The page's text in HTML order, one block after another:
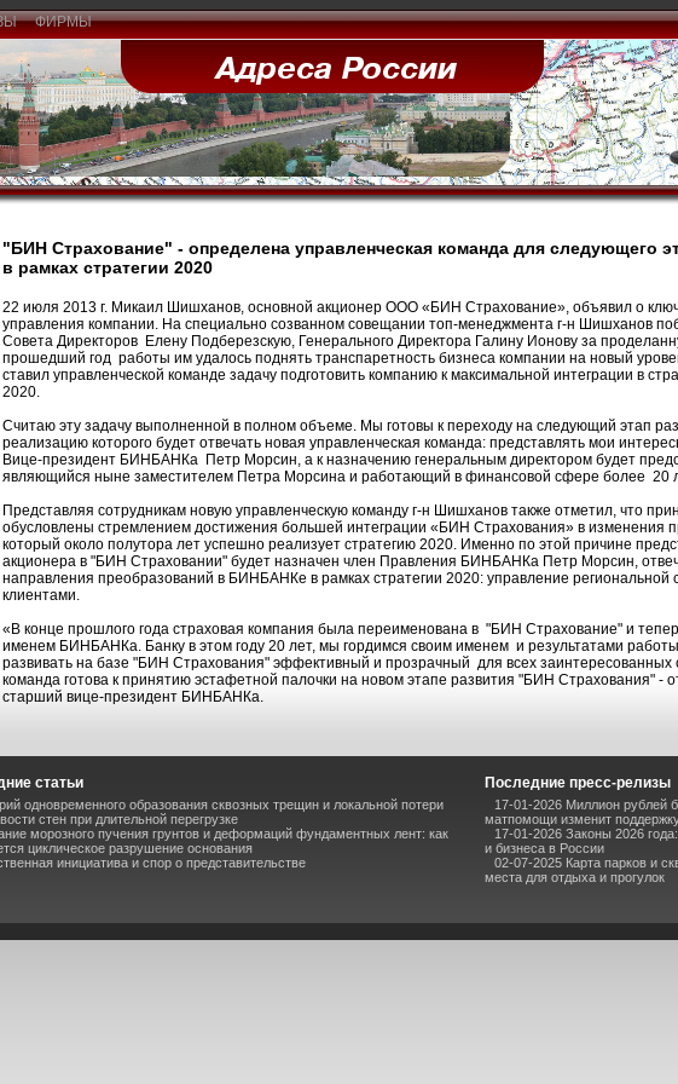
ФИРМЫ
"БИН Страхование" - определена управленческая команда для следующего
в рамках стратегии 2020
22 июля 2013 г. Микаил Шишханов, основной акционер ООО «БИН Страхование», объявил о
управления компании. На специально созванном совещании топ-менеджмента г-н Шишханов
Совета Директоров Елену Подберезскую, Генерального Директора Галину Ионову за
прошедший год работы им удалось поднять транспаретность бизнеса компании на новый
ставил управленческой команде задачу подготовить компанию к максимальной интеграции в
2020.
Считаю эту задачу выполненной в полном объеме. Мы готовы к переходу на следующий этап
реализацию которого будет отвечать новая управленческая команда: представлять мои
Вице-президент БИНБАНКа Петр Морсин, а к назначению генеральным директором будет
являющийся ныне заместителем Петра Морсина и работающий в финансовой сфере более 20
Представляя сотрудникам новую управленческую команду г-н Шишханов также отметил, что
обусловлены стремлением достижения большей интеграции «БИН Страхования» в
который около полутора лет успешно реализует стратегию 2020. Именно по этой причине
акционера в "БИН Страховании" будет назначен член Правления БИНБАНКа Петр Морсин,
направления преобразований в БИНБАНКе в рамках стратегии 2020: управление региональной
клиентами.
«В конце прошлого года страховая компания была переименована в "БИН Страхование" и
именем БИНБАНКа. Банку в этом году 20 лет, мы гордимся своим именем и результатами
развивать на базе "БИН Страхования" эффективный и прозрачный для всех
команда готова к принятию эстафетной палочки на новом этапе развития "БИН Страхования" -
старший вице-президент БИНБАНКа.
статьи
одновременного образования сквозных трещин и локальной потери
стен при длительной перегрузке
морозного пучения грунтов и деформаций фундаментных лент: как
циклическое разрушение основания
инициатива и спор о представительстве
Последние пресс-релизы
17-01-2026 Миллион рублей
матпомощи изменит
17-01-2026 Законы 2026
и бизнеса в России
02-07-2025 Карта парков и
места для отдыха и прогулок